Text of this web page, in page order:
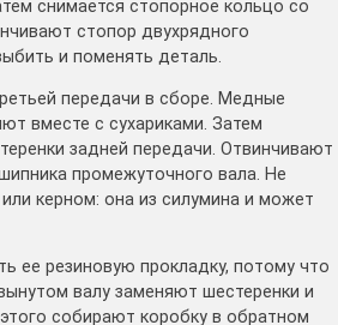
снимается стопорное кольцо со
стопор двухрядного
и поменять деталь.
передачи в сборе. Медные
вместе с сухариками. Затем
задней передачи. Отвинчивают
промежуточного вала. Не
керном: она из силумина и может
ее резиновую прокладку, потому что
валу заменяют шестеренки и
собирают коробку в обратном